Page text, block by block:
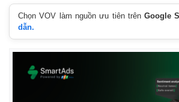
Chọn VOV làm nguồn ưu tiên trênGoogle
dẫn.